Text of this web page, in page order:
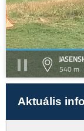
540 m
Aktuális info